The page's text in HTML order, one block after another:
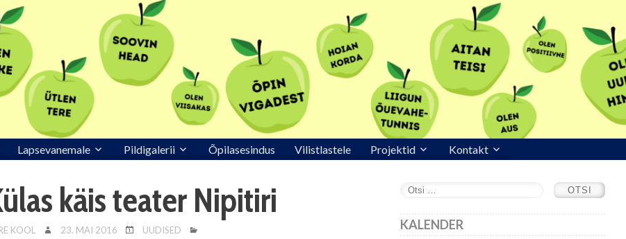
Lapsevanemale Pildigalerii Õpilasesindus Vilistlastele Projektid Kontakt
käis teater Nipitiri
KOOL 23. MAI 2016 UUDISED KALENDER